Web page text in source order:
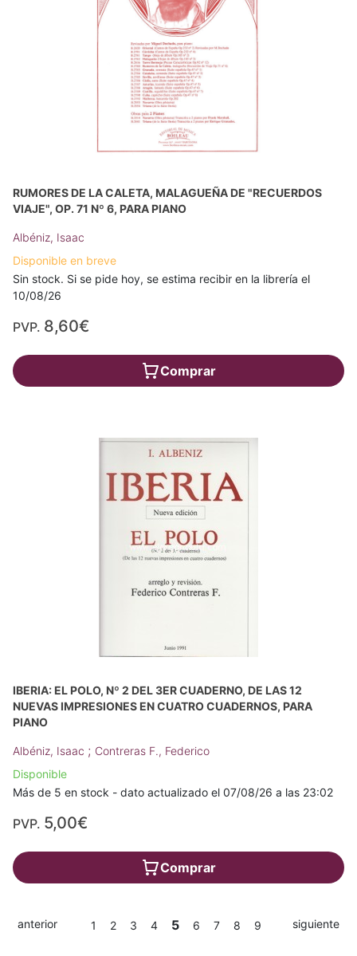
RUMORES DE LA CALETA, MALAGUEÑA DE "RECUERDOS
VIAJE", OP. 71 Nº 6, PARA PIANO
Albéniz, Isaac
Disponible en breve
Sin stock. Si se pide hoy, se estima recibir en la librería el
10/08/26
PVP. 8,60€
Comprar
IBERIA: EL POLO, Nº 2 DEL 3ER CUADERNO, DE LAS 12
NUEVAS IMPRESIONES EN CUATRO CUADERNOS, PARA
PIANO
Albéniz, Isaac ; Contreras F., Federico
Disponible
Más de 5 en stock - dato actualizado el 07/08/26 a las 23:02
PVP. 5,00€
Comprar
anterior 1 2 3 4 5 6 7 8 9 siguiente